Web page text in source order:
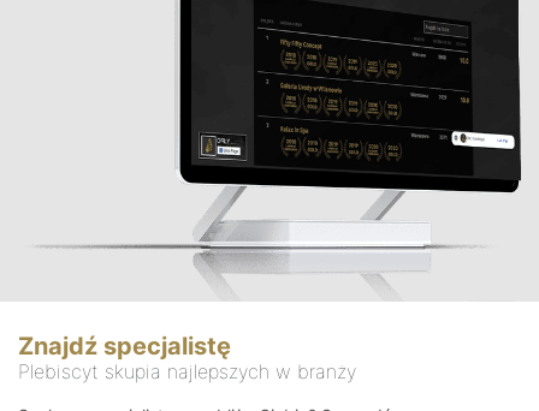
Znajdź specjalistę
Plebiscyt skupia najlepszych w branży